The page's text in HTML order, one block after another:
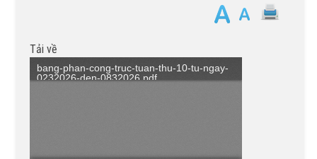
Tải về